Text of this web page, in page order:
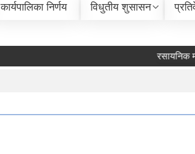
कार्यपालिका निर्णय विधुतीय शुसासन
रसायनिक